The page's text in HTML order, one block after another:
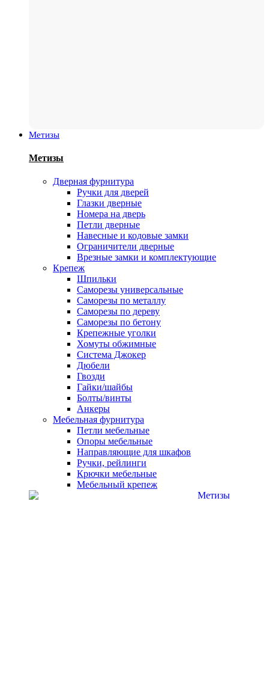
Метизы
Метизы
Дверная фурнитура
Ручки для дверей
Глазки дверные
Номера на дверь
Петли дверные
Навесные и кодовые замки
Ограничители дверные
Врезные замки и комплектующие
Крепеж
Шпильки
Саморезы универсальные
Саморезы по металлу
Саморезы по дереву
Саморезы по бетону
Крепежные уголки
Хомуты обжимные
Система Джокер
Дюбели
Гвозди
Гайки/шайбы
Болты/винты
Анкеры
Мебельная фурнитура
Петли мебельные
Опоры мебельные
Направляющие для шкафов
Ручки, рейлинги
Крючки мебельные
Мебельный крепеж